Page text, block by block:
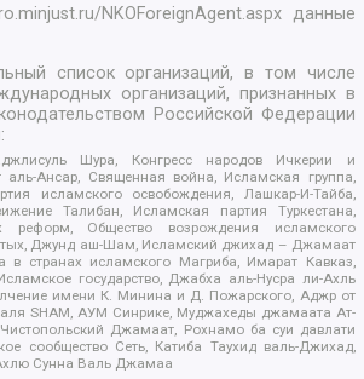
NKOForeignAgent.aspxданные
список организаций, в том числе
организаций, признанных в
Российской Федерации
Шура, Конгресс народов Ичкерии и
аль-Ансар, Священная война, Исламская группа,
исламского освобождения, Лашкар-И-Тайба,
Талибан, Исламская партия Туркестана,
реформ, Общество возрождения исламского
Джунд аш-Шам, Исламский джихад – Джамаат
в странах исламского Магриба, Имарат Кавказ,
государство, Джабха аль-Нусра ли-Ахль
имени К. Минина и Д. Пожарского, Аджр от
SHAM, АУМ Синрике, Муджахеды джамаата Ат-
Джамаат, Рохнамо ба суи давлати
сообщество Сеть, Катиба Таухид валь-Джихад,
Сунна Валь Джамаа